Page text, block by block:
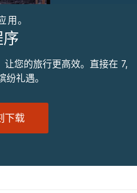
用。
序
您的旅行更高效。直接在 7,
礼遇。
下载